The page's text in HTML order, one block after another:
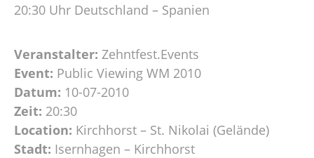
20:30 Uhr Deutschland – Spanien
Veranstalter: Zehntfest.Events
Event: Public Viewing WM 2010
Datum: 10-07-2010
Zeit: 20:30
Location: Kirchhorst – St. Nikolai (Gelände)
Stadt: Isernhagen – Kirchhorst